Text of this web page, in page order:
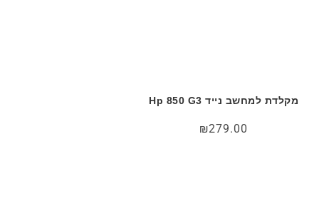
מקלדת למחשב נייד Hp 850 G3
₪279.00